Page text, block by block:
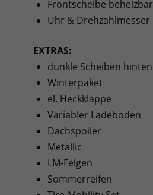
Frontscheibe beheizbar
Uhr & Drehzahlmesser
EXTRAS:
dunkle Scheiben hinten
Winterpaket
el. Heckklappe
Variabler Ladeboden
Dachspoiler
Metallic
LM-Felgen
Sommerreifen